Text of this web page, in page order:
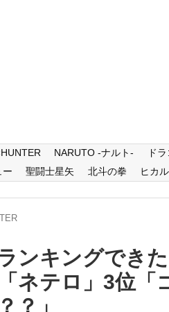
NARUTO -ナルト- ド
ー 聖闘士星矢 北斗の拳 ヒカ
ンキングできた
ネテロ」3位「
？」